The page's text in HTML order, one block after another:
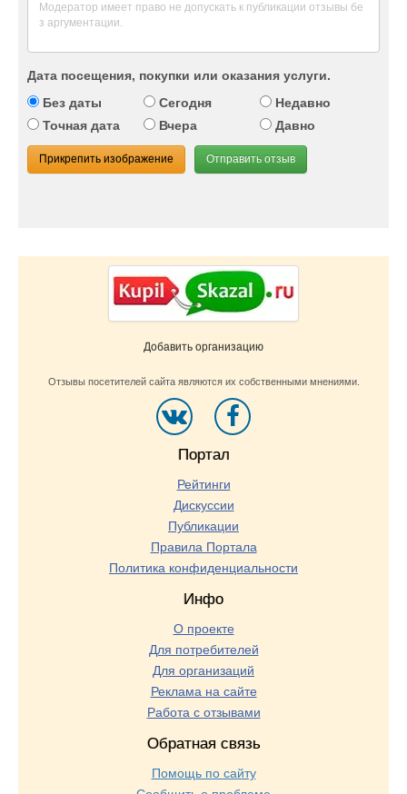
Дата посещения, покупки или оказания услуги.
Без даты
Сегодня
Недавно
Точная дата
Вчера Давно
Прикрепить изображение Отправить отзыв
Добавить организацию
Отзывы посетителей сайта являются их собственными мнениями.
Портал
Рейтинги
Дискуссии
Публикации
Правила Портала
Политика конфиденциальности
Инфо
О проекте
Для потребителей
Для организаций
Реклама на сайте
Работа с отзывами
Обратная связь
Помощь по сайту